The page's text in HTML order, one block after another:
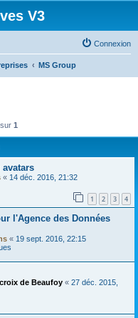
V3
Connexion
MS Group
sur 1
avatars
« 14 déc. 2016, 21:32
1 2 3 4
l'Agence des Données
« 19 sept. 2016, 22:15
de Beaufoy « 27 déc. 2015,